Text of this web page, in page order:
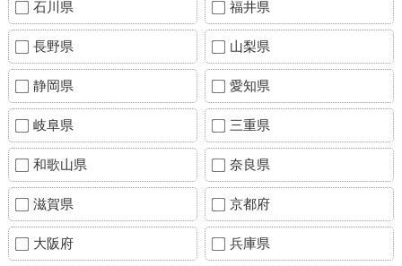
石川県 福井県
長野県 山梨県
静岡県 愛知県
岐阜県 三重県
和歌山県 奈良県
滋賀県 京都府
大阪府 兵庫県